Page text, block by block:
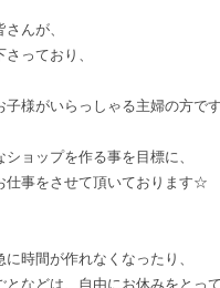
んが、
っており、
様がいらっしゃる主婦の方です
ョップを作る事を目標に、
仕事をさせて頂いております☆
時間が作れなくなったり、
などは、自由にお休みをとって